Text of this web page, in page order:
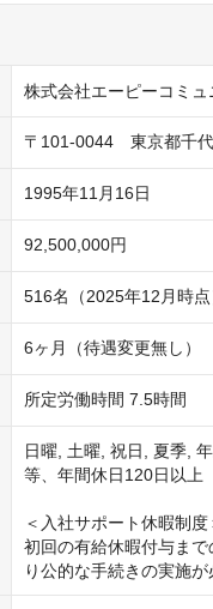
株式会社エーピーコミ
〒101-0044　東京都千
1995年11月16日
92,500,000円
516名（2025年12月時点
6ヶ月（待遇変更無し）
所定労働時間 7.5時間
日曜, 土曜, 祝日, 夏季,
等、年間休日120日以上
＜入社サポート休暇制度
初回の有給休暇付与ま
り公的な手続きの実施が